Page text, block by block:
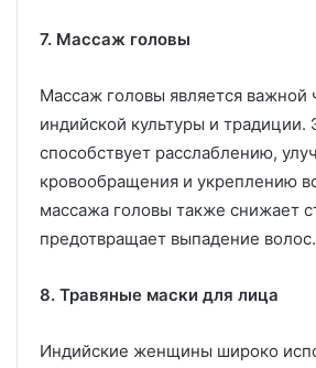
7. Массаж головы
Массаж головы является важной
индийской культуры и традиции.
способствует расслаблению,
кровообращения и укреплению
массажа головы также снижает
предотвращает выпадение волос.
8. Травяные маски для лица
Индийские женщины широко